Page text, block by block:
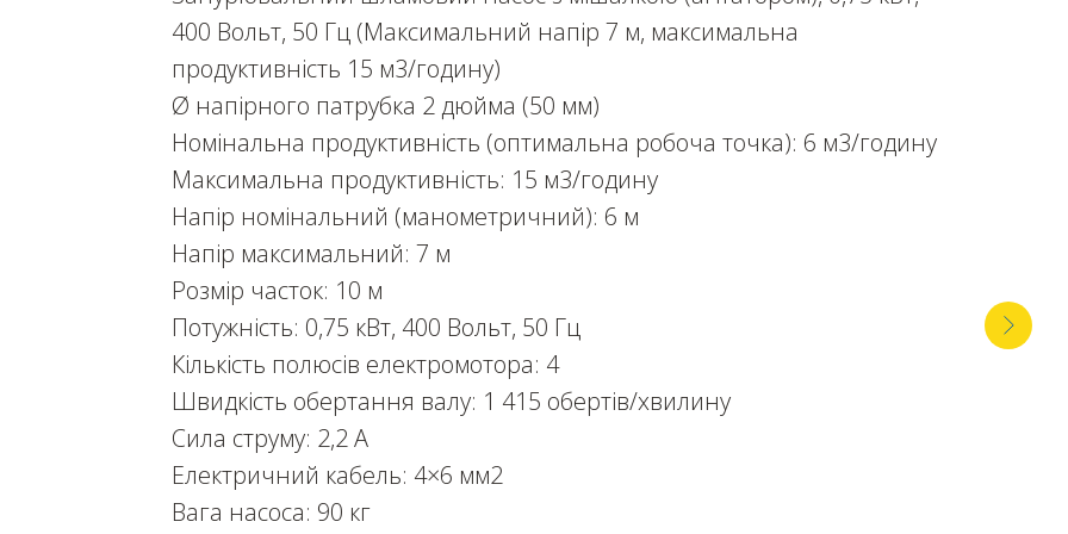
400 Вольт, 50 Гц (Максимальний напір 7 м, максимальна
продуктивність 15 м3/годину)
Ø напірного патрубка 2 дюйма (50 мм)
Номінальна продуктивність (оптимальна робоча точка): 6 м3/годину
Максимальна продуктивність: 15 м3/годину
Напір номінальний (манометричний): 6 м
Напір максимальний: 7 м
Розмір часток: 10 м
Потужність: 0,75 кВт, 400 Вольт, 50 Гц
Кількість полюсів електромотора: 4
Швидкість обертання валу: 1 415 обертів/хвилину
Сила струму: 2,2 А
Електричний кабель: 4×6 мм2
Вага насоса: 90 кг